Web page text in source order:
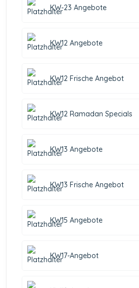
KW-23 Angebote
KW12 Angebote
KW12 Frische Angebot
KW12 Ramadan Specials
KW13 Angebote
KW13 Frische Angebot
KW15 Angebote
KW17-Angebot